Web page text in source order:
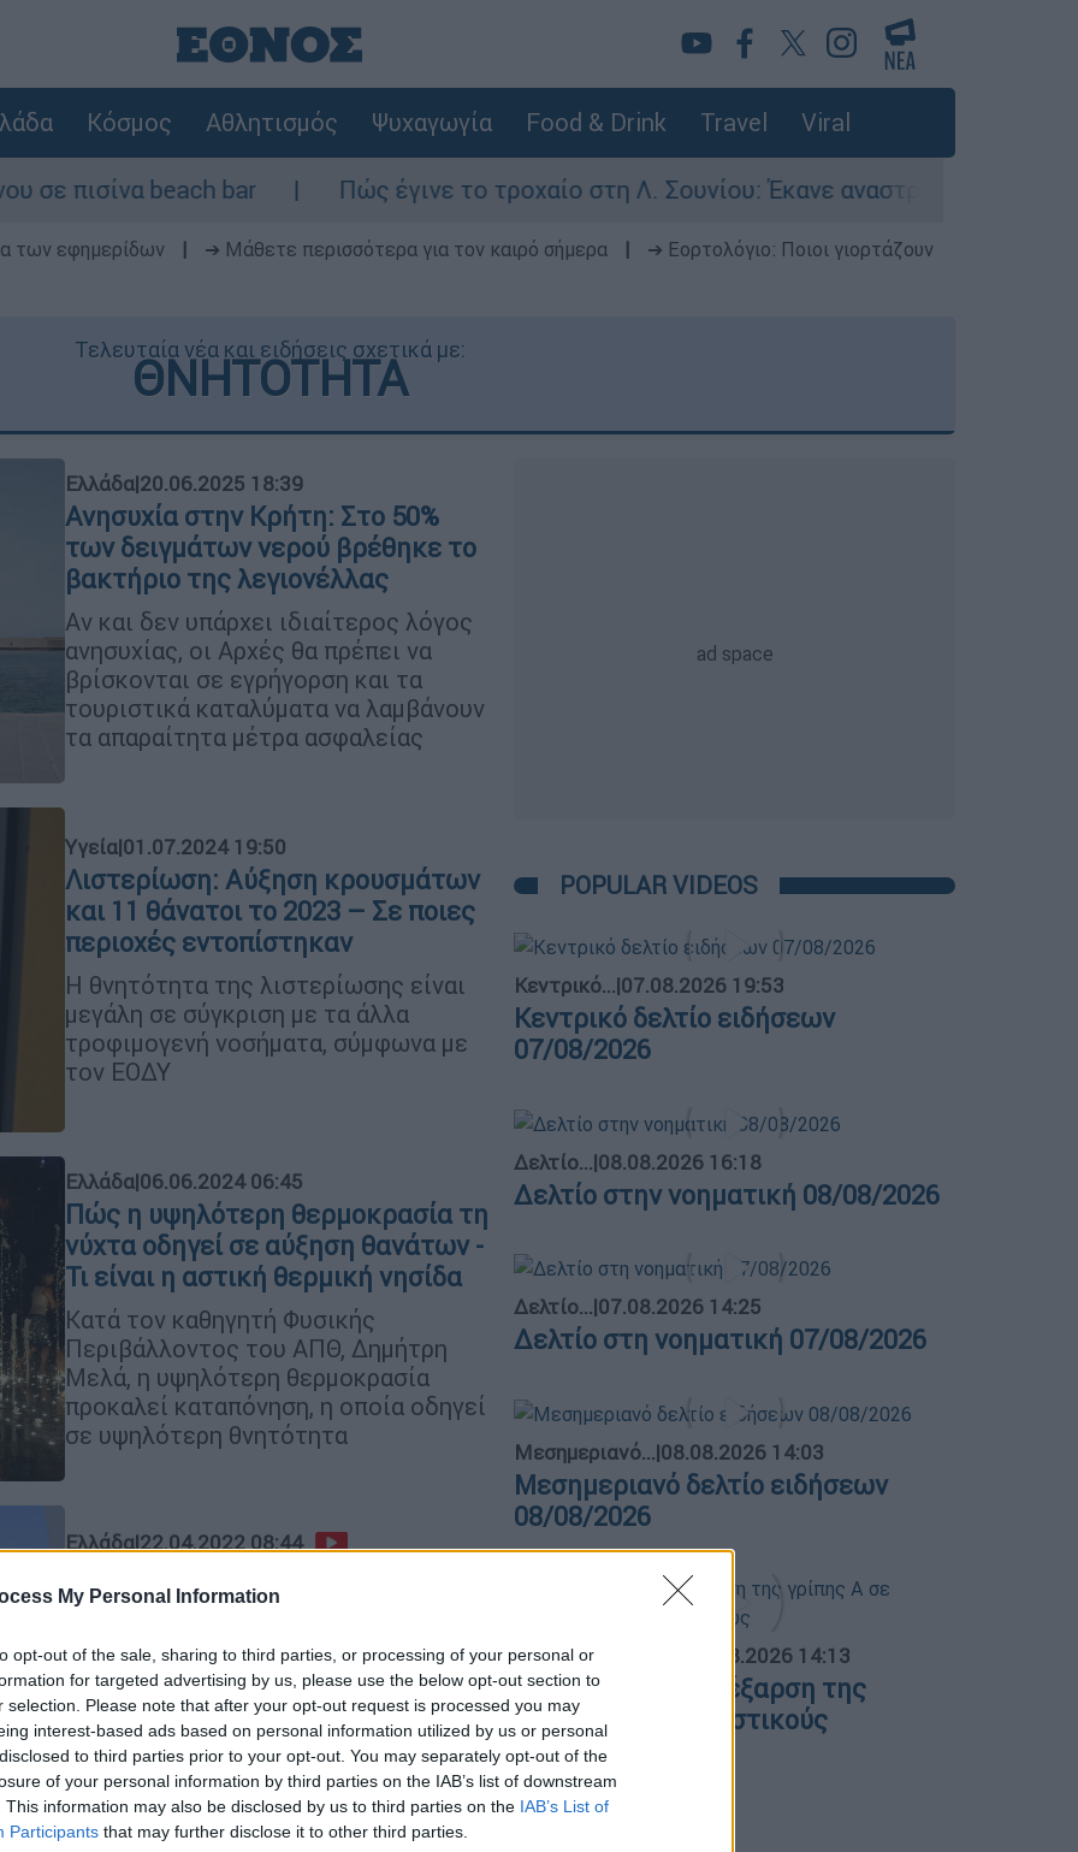
My Personal Information
opt-out of the sale, sharing to third parties, or processing of your personal or
for targeted advertising by us, please use the below opt-out section to
selection. Please note that after your opt-out request is processed you may
interest-based ads based on personal information utilized by us or personal
to third parties prior to your opt-out. You may separately opt-out of the
of your personal information by third parties on the IAB’s list of downstream
This information may also be disclosed by us to third parties on the IAB’s List of
Participants that may further disclose it to other third parties.
Κόσμος Αθλητισμός Ψυχαγωγία Food & Drink Travel Viral
bar Πώς έγινε το τροχαίο στη Λ. Σουνίου: Έκανε αναστροφή ο οδηγός - Σοβαρά
των εφημερίδων ➔ Μάθετε περισσότερα για τον καιρό σήμερα
➔ Εορτολόγιο: Ποιοι γιορτάζουν
Τελευταία νέα και ειδήσεις σχετικά με:
ΘΝΗΤΟΤΗΤΑ
Ελλάδα|20.06.2025 18:39
Ανησυχία στην Κρήτη: Στο 50%
των δειγμάτων νερού βρέθηκε το
βακτήριο της λεγιονέλλας
Αν και δεν υπάρχει ιδιαίτερος λόγος
ανησυχίας, οι Αρχές θα πρέπει να
βρίσκονται σε εγρήγορση και τα
τουριστικά καταλύματα να λαμβάνουν
τα απαραίτητα μέτρα ασφαλείας
Υγεία|01.07.2024 19:50
Λιστερίωση: Αύξηση κρουσμάτων
και 11 θάνατοι το 2023 – Σε ποιες
περιοχές εντοπίστηκαν
Η θνητότητα της λιστερίωσης είναι
μεγάλη σε σύγκριση με τα άλλα
τροφιμογενή νοσήματα, σύμφωνα με
τον ΕΟΔΥ
Ελλάδα|06.06.2024 06:45
Πώς η υψηλότερη θερμοκρασία τη
νύχτα οδηγεί σε αύξηση θανάτων -
Τι είναι η αστική θερμική νησίδα
Κατά τον καθηγητή Φυσικής
Περιβάλλοντος του ΑΠΘ, Δημήτρη
Μελά, η υψηλότερη θερμοκρασία
προκαλεί καταπόνηση, η οποία οδηγεί
σε υψηλότερη θνητότητα
Ελλάδα|22.04.2022 08:44
νοσηλευτικού χάρτη»: Γιατί
ασθενών με κορονοϊό; Ο
καθηγητής Λουκίδης απαντά
Τι άλλαξε στο νοσηλευτικό χάρτη της
χώρας
POPULAR VIDEOS
Κεντρικό...|07.08.2026 19:53
Κεντρικό δελτίο ειδήσεων
07/08/2026
Δελτίο...|08.08.2026 16:18
Δελτίο στην νοηματική 08/08/2026
Δελτίο...|07.08.2026 14:25
Δελτίο στη νοηματική 07/08/2026
Μεσημεριανό...|08.08.2026 14:03
Μεσημεριανό δελτίο ειδήσεων
08/08/2026
ΑΠΟΣΠΑΣΜΑΤΑ... 07.08.2026 14:13
Ανησυχία για την έξαρση της
γρίπης Α σε τουριστικούς
προορισμούς